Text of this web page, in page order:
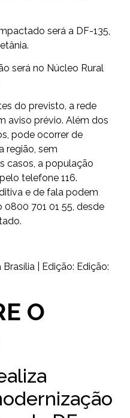
será a DF-135,
será no Núcleo Rural
do previsto, a rede
aviso prévio. Além dos
pode ocorrer de
região, sem
casos, a população
telefone 116.
e de fala podem
701 01 55, desde
| Edição: Edição:
O